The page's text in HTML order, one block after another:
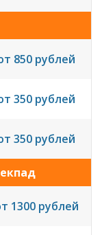
850 рублей
350 рублей
350 рублей
1300 рублей